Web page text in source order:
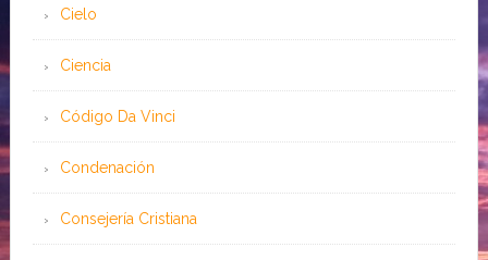
Cielo
Ciencia
Código Da Vinci
Condenación
Consejería Cristiana